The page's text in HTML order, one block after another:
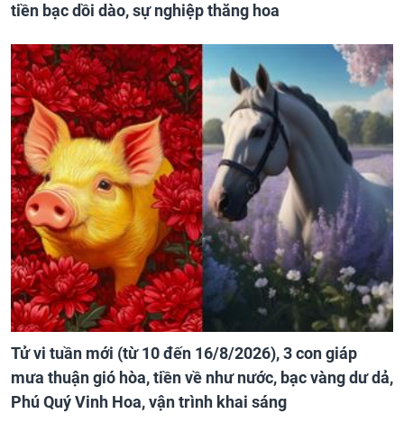
tiền bạc dồi dào, sự nghiệp thăng hoa
Tử vi tuần mới (từ 10 đến 16/8/2026), 3 con giáp
mưa thuận gió hòa, tiền về như nước, bạc vàng dư dả,
Phú Quý Vinh Hoa, vận trình khai sáng